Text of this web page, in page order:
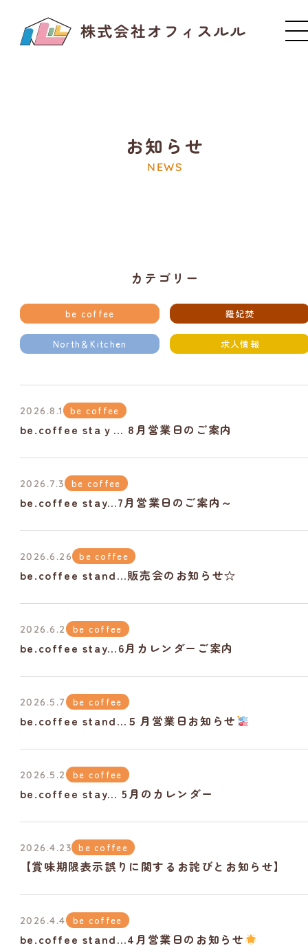
お知らせ
NEWS
カテゴリー
be coffee 羅妃焚
North＆Kitchen 求人情報
2026.8.1 be coffee
be.coffee staｙ… 8月営業日のご案内
2026.7.3 be coffee
be.coffee stay…7月営業日のご案内～
2026.6.26 be coffee
be.coffee stand…販売会のお知らせ☆
2026.6.2 be coffee
be.coffee stay…6月カレンダーご案内
2026.5.7 be coffee
be.coffee stand…５月営業日お知らせ
2026.5.2 be coffee
be.coffee stay… 5月のカレンダー
2026.4.23 be coffee
【賞味期限表示誤りに関するお詫びとお知らせ】
2026.4.4 be coffee
be.coffee stand…4月営業日のお知らせ